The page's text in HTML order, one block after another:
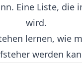
Eine Liste, die
wird.
lernen, wie
werden